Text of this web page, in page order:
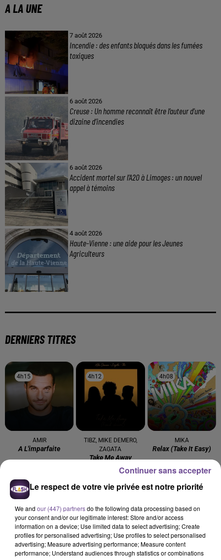
A LA UNE
7 août 2026
Incendie : des enfants bloqués dans les fumées
toxiques
6 août 2026
Creuse : Un homme reconnaît être l’auteur d’une
dizaine d’incendies
6 août 2026
Accident mortel sur l’A20 à Limoges : un nouvel
appel à témoins
4 août 2026
Haute-Vienne : une aide pour les Jeunes
Agriculteurs
DERNIERS TITRES
4h15
4h15
AMIR
A L'imparfaite
4h12
4h12
TIBZ, MIKE DEMERO,
ZAGATA
Take Me Away
4h08
4h08
MIKA
Relax (take It Easy)
4h06
4h06
47TER
Superstar
Rag'N'Bone Man
Human
ALEX WARREN
Fever Dream
Le respect de votre vie privée est notre priorité
We and our (447) partnersdo the following data processing based on
your consent and/or our legitimate interest: Store and/or access
information on a device; Use limited data to select advertising; Create
profiles for personalised advertising; Use profiles to select personalised
advertising; Measure advertising performance; Measure content
performance; Understand audiences through statistics or combinations
Continuer sans accepter